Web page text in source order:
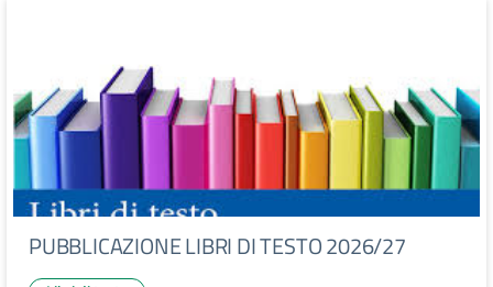
PUBBLICAZIONE LIBRI DI TESTO 2026/27